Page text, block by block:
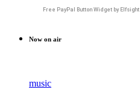
Free PayPal Button Widget by Elfsight
Now on air
music